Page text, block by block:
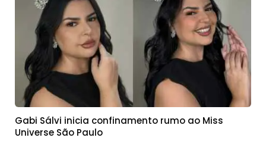
Gabi Sálvi inicia confinamento rumo ao Miss
Universe São Paulo